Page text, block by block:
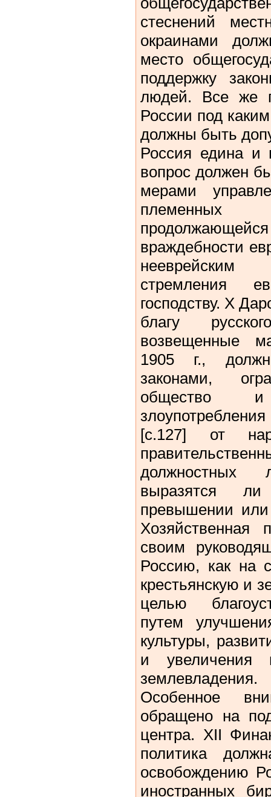
стеснений
окраинами
место
поддержку
людей. Все же
России под
должны быть
Россия едина и
вопрос должен
мерами
племенных
враждебности
нееврейским
стремления
господству. Х
благу
возвещенные
1905 г.,
законами,
общество
[c.127] от
выразятся
превышении или
Хозяйственная
своим
Россию, как на
крестьянскую и
целью
путем
культуры,
и увеличения
землевладения.
Особенное
обращено на
центра. ХII
политика
освобождению
иностранных